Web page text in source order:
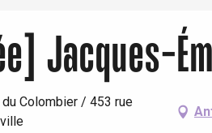
Jacques-
du Colombier / 453 rue